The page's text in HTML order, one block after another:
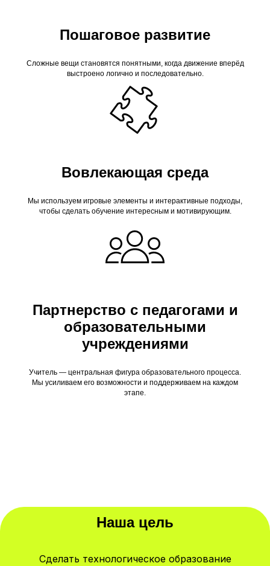
Пошаговое развитие
Сложные вещи становятся понятными, когда движение вперёд
выстроено логично и последовательно.
Вовлекающая среда
Мы используем игровые элементы и интерактивные подходы,
чтобы сделать обучение интересным и мотивирующим.
Партнерство с педагогами и
образовательными
учреждениями
Учитель — центральная фигура образовательного процесса.
Мы усиливаем его возможности и поддерживаем на каждом
этапе.
Наша цель
Сделать технологическое образование